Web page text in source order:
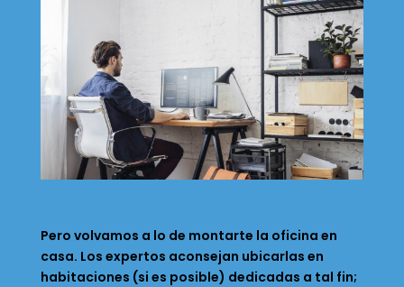
Pero volvamos a lo de montarte la oficina en
casa. Los expertos aconsejan ubicarlas en
habitaciones (si es posible) dedicadas a tal fin;